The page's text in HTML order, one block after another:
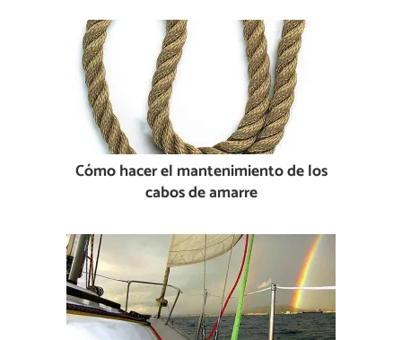
Cómo hacer el mantenimiento de los
cabos de amarre